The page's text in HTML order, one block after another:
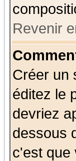
Revenir
Créer un
éditez le
devriez
dessous
c'est que